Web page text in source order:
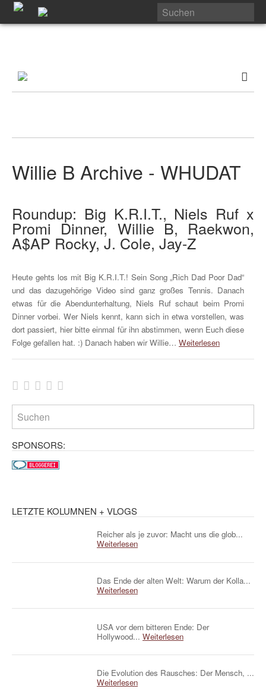
Willie B Archive - WHUDAT
Roundup: Big K.R.I.T., Niels Ruf x
Promi Dinner, Willie B, Raekwon,
A$AP Rocky, J. Cole, Jay-Z
Heute gehts los mit Big K.R.I.T.! Sein Song „Rich Dad Poor Dad“
und das dazugehörige Video sind ganz großes Tennis. Danach
etwas für die Abendunterhaltung, Niels Ruf schaut beim Promi
Dinner vorbei. Wer Niels kennt, kann sich in etwa vorstellen, was
dort passiert, hier bitte einmal für ihn abstimmen, wenn Euch diese
Folge gefallen hat. :) Danach haben wir Willie… Weiterlesen
SPONSORS:
LETZTE KOLUMNEN + VLOGS
Reicher als je zuvor: Macht uns die glob...
Weiterlesen
Das Ende der alten Welt: Warum der Kolla...
Weiterlesen
USA vor dem bitteren Ende: Der
Hollywood... Weiterlesen
Die Evolution des Rausches: Der Mensch, ...
Weiterlesen